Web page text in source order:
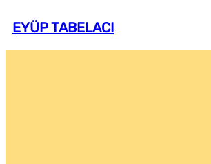
EYÜP TABELACI